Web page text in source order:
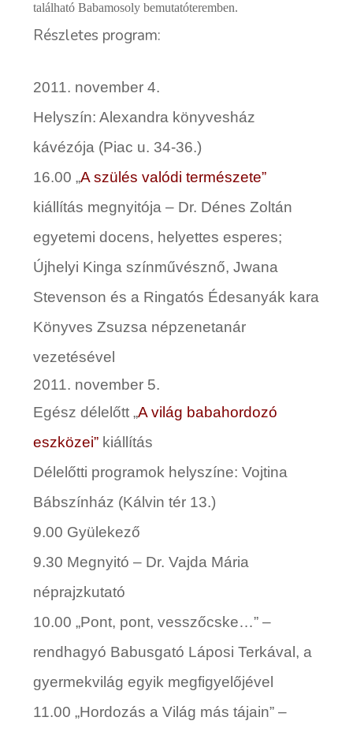
található Babamosoly bemutatóteremben.
Részletes program:
2011. november 4.
Helyszín: Alexandra könyvesház
kávézója (Piac u. 34-36.)
16.00 „A szülés valódi természete”
kiállítás megnyitója – Dr. Dénes Zoltán
egyetemi docens, helyettes esperes;
Újhelyi Kinga színművésznő, Jwana
Stevenson és a Ringatós Édesanyák kara
Könyves Zsuzsa népzenetanár
vezetésével
2011. november 5.
Egész délelőtt „A világ babahordozó
eszközei” kiállítás
Délelőtti programok helyszíne: Vojtina
Bábszínház (Kálvin tér 13.)
9.00 Gyülekező
9.30 Megnyitó – Dr. Vajda Mária
néprajzkutató
10.00 „Pont, pont, vesszőcske…” –
rendhagyó Babusgató Láposi Terkával, a
gyermekvilág egyik megfigyelőjével
11.00 „Hordozás a Világ más tájain” –